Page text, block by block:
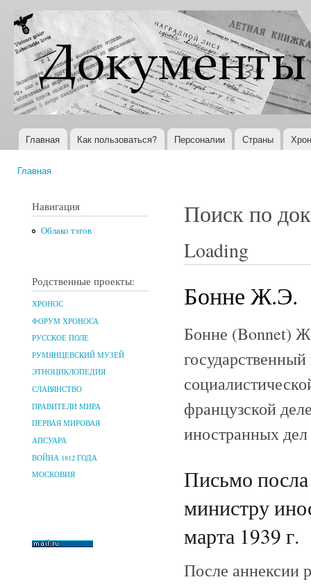
Документы
XX века
Всемирная
история в
Интернете
Главное меню
Главная Как пользоваться? Персоналии Страны
Главная
Навигация
Облако тэгов
Родственные проекты:
ХРОНОС
ФОРУМ ХРОНОСА
РУССКОЕ ПОЛЕ
РУМЯНЦЕВСКИЙ МУЗЕЙ
ЭТНОЦИКЛОПЕДИЯ
СЛАВЯНСТВО
ПРАВИТЕЛИ МИРА
ПЕРВАЯ МИРОВАЯ
АПСУАРА
ВОЙНА 1812 ГОДА
МОСКОВИЯ
Поиск по
Loading
Бонне Ж.Э.
Бонне (Bonnet)
французской
иностранных
Письмо
министру
марта 1939 г.
После аннексии